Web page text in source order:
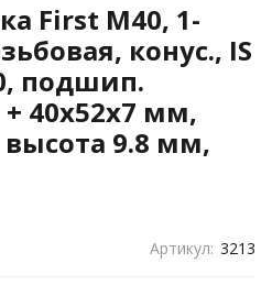
First M40, 1-
конус., IS
подшип.
40x52x7 мм,
высота 9.8 мм,
Артикул: 3213